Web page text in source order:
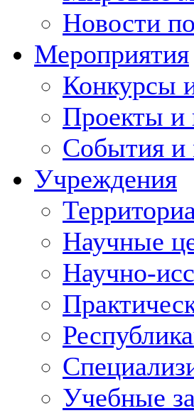
Новости
Мероприятия
Конкурсы
Проекты и
События и
Учреждения
Научные
Научно-
Учебные